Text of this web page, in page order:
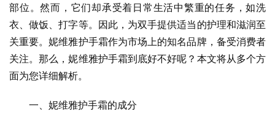
部位。然而，它们却承受着日常生活中繁重的任务，如洗
衣、做饭、打字等。因此，为双手提供适当的护理和滋润至
关重要。妮维雅护手霜作为市场上的知名品牌，备受消费者
关注。那么，妮维雅护手霜到底好不好呢？本文将从多个方
面为您详细解析。
一、妮维雅护手霜的成分